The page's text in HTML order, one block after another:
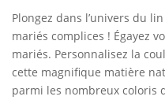
Plongez dans l’univers du
mariés complices ! Égayez
mariés. Personnalisez la
cette magnifique matière
parmi les nombreux coloris